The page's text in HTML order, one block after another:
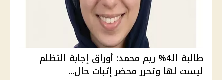
طالبة الـ4% ريم محمد: أوراق إجابة التظلم
ليست لها وتحرر محضر إثبات حال...